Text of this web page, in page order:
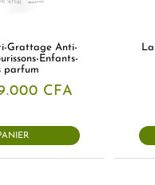
Grattage Anti-
Enfants-
parfum
:
CFA.
CFA
est :
19.000 CFA.